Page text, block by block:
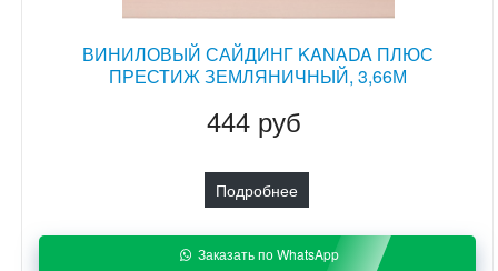
ВИНИЛОВЫЙ САЙДИНГ KANADA ПЛЮС
ПРЕСТИЖ ЗЕМЛЯНИЧНЫЙ, 3,66М
444 руб
Подробнее
Заказать по WhatsApp